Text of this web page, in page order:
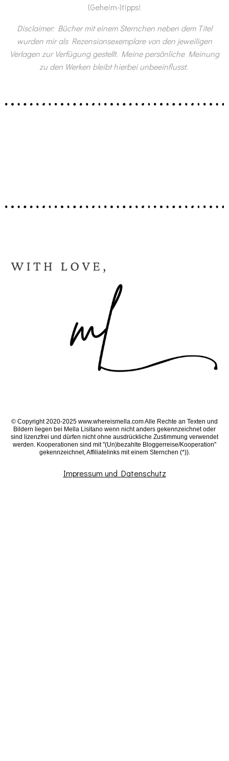
(Geheim-)tipps!
Disclaimer: Bücher mit einem Sternchen neben dem Titel
wurden mir als Rezensionsexemplare von den jeweiligen
Verlagen zur Verfügung gestellt. Meine persönliche Meinung
zu den Werken bleibt hierbei unbeeinflusst.
© Copyright 2020-2025 www.whereismella.com Alle Rechte an Texten und
Bildern liegen bei Mella Lisitano wenn nicht anders gekennzeichnet oder
sind lizenzfrei und dürfen nicht ohne ausdrückliche Zustimmung verwendet
werden. Kooperationen sind mit "(Un)bezahlte Bloggerreise/Kooperation"
gekennzeichnet, Affiliatelinks mit einem Sternchen (*)).
Impressum und Datenschutz